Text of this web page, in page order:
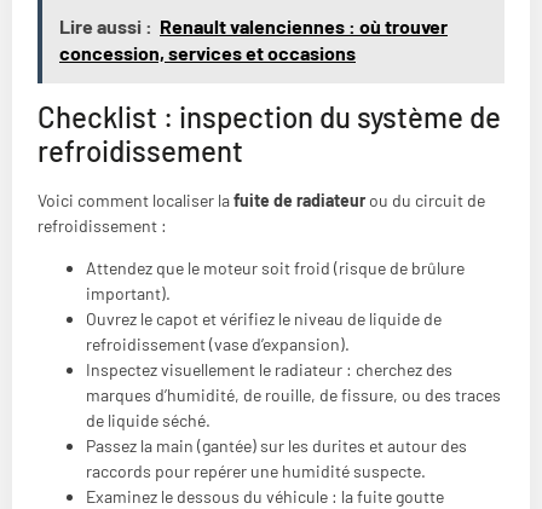
Lire aussi : Renault valenciennes : où trouver
concession, services et occasions
Checklist : inspection du système de
refroidissement
Voici comment localiser lafuite de radiateur ou du circuit de
refroidissement :
Attendez que le moteur soit froid (risque de brûlure
important).
Ouvrez le capot et vérifiez le niveau de liquide de
refroidissement (vase d’expansion).
Inspectez visuellement le radiateur : cherchez des
marques d’humidité, de rouille, de fissure, ou des traces
de liquide séché.
Passez la main (gantée) sur les durites et autour des
raccords pour repérer une humidité suspecte.
Examinez le dessous du véhicule : la fuite goutte